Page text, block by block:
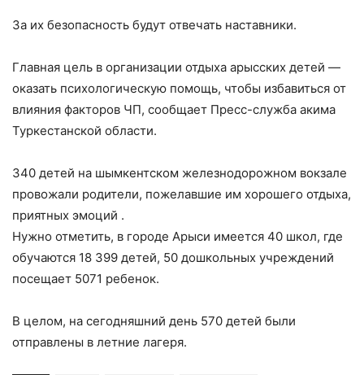
За их безопасность будут отвечать наставники.
Главная цель в организации отдыха арысских детей —
оказать психологическую помощь, чтобы избавиться от
влияния факторов ЧП, сообщает Пресс-служба акима
Туркестанской области.
340 детей на шымкентском железнодорожном вокзале
провожали родители, пожелавшие им хорошего отдыха,
приятных эмоций .
Нужно отметить, в городе Арыси имеется 40 школ, где
обучаются 18 399 детей, 50 дошкольных учреждений
посещает 5071 ребенок.
В целом, на сегодняшний день 570 детей были
отправлены в летние лагеря.